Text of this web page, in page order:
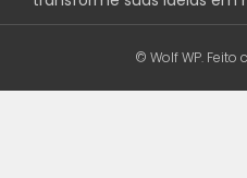
© Wolf WP. Feito